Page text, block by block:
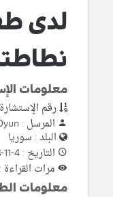
لدى
معلومات
رقم الإستشارة :
المرسل : Nour Oyun
البلد : سوريا
التاريخ : 4-11-2014
مرات القراءة :
معلومات